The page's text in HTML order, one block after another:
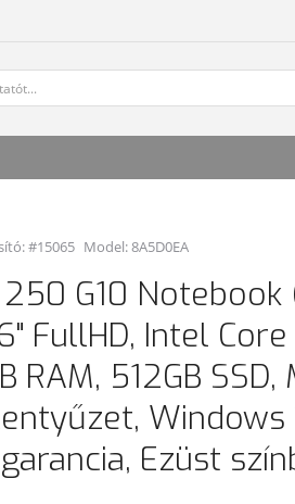
#15065 Model:8A5D0EA
250 G10
FullHD, Intel Core
RAM, 512GB
Windows
Ezüst